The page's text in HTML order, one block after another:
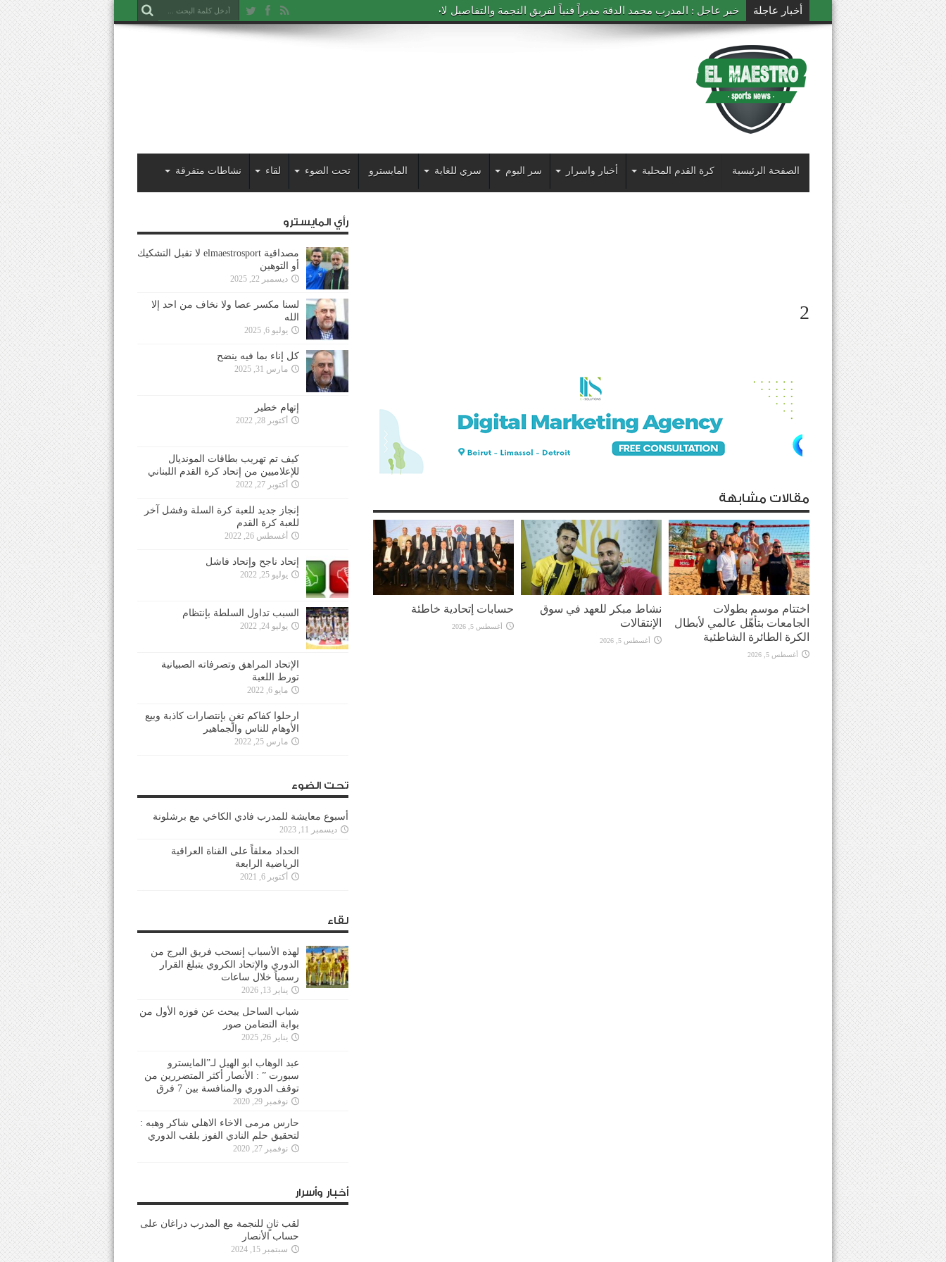
أخبار عاجلة خبر عاجل : المدرب محمد الدقة مديراً فنياً لفريق النجمة والتفاصيل لاحقاً
الصفحة الرئيسية كرة القدم المحلية أخبار واسرار سر اليوم سري للغاية المايسترو تحت الضوء لقاء نشاطات متفرقة
2
مقالات مشابهة
اختتام موسم بطولات
الجامعات بتأهّل عالمي لأبطال
الكرة الطائرة الشاطئية
أغسطس 5, 2026
نشاط مبكر للعهد في سوق
الإنتقالات
أغسطس 5, 2026
حسابات إتحادية خاطئة
أغسطس 5, 2026
رأي المايسترو
مصداقية elmaestrosport لا تقبل التشكيك
أو التوهين
ديسمبر 22, 2025
لسنا مكسر عصا ولا نخاف من احد إلا
الله
يوليو 6, 2025
كل إناء بما فيه ينضح
مارس 31, 2025
إتهام خطير
أكتوبر 28, 2022
كيف تم تهريب بطاقات المونديال
للإعلاميين من إتحاد كرة القدم اللبناني
أكتوبر 27, 2022
إنجاز جديد للعبة كرة السلة وفشل آخر
للعبة كرة القدم
أغسطس 26, 2022
إتحاد ناجح وإتحاد فاشل
يوليو 25, 2022
السبب تداول السلطة بإنتظام
يوليو 24, 2022
الإتحاد المراهق وتصرفاته الصبيانية
تورط اللعبة
مايو 6, 2022
ارحلوا كفاكم تغنٍ بإنتصارات كاذبة وبيع
الأوهام للناس والجماهير
مارس 25, 2022
تحت الضوء
أسبوع معايشة للمدرب فادي الكاخي مع برشلونة
ديسمبر 11, 2023
الحداد معلقاً على القناة العراقية
الرياضية الرابعة
أكتوبر 6, 2021
لقاء
لهذه الأسباب إنسحب فريق البرج من
الدوري والإتحاد الكروي يتبلغ القرار
رسمياً خلال ساعات
يناير 13, 2026
شباب الساحل يبحث عن فوزه الأول من
بوابة التضامن صور
يناير 26, 2025
عبد الوهاب ابو الهيل لـ”المايسترو
سبورت ” : الأنصار أكثر المتضررين من
توقف الدوري والمنافسة بين 7 فرق
نوفمبر 29, 2020
حارس مرمى الاخاء الاهلي شاكر وهبه :
لتحقيق حلم النادي الفوز بلقب الدوري
نوفمبر 27, 2020
أخبار وأسرار
لقب ثانٍ للنجمة مع المدرب دراغان على
حساب الأنصار
سبتمبر 15, 2024